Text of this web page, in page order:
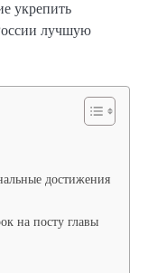
укрепить
лучшую
достижения
на посту главы